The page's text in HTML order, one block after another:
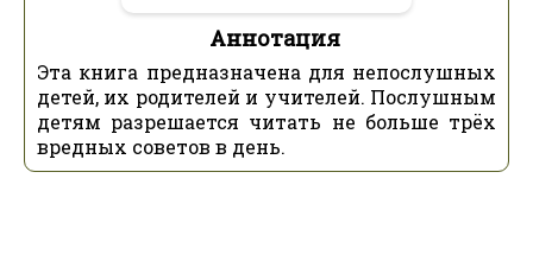
Аннотация
Эта книга предназначена для непослушных
детей, их родителей и учителей. Послушным
детям разрешается читать не больше трёх
вредных советов в день.